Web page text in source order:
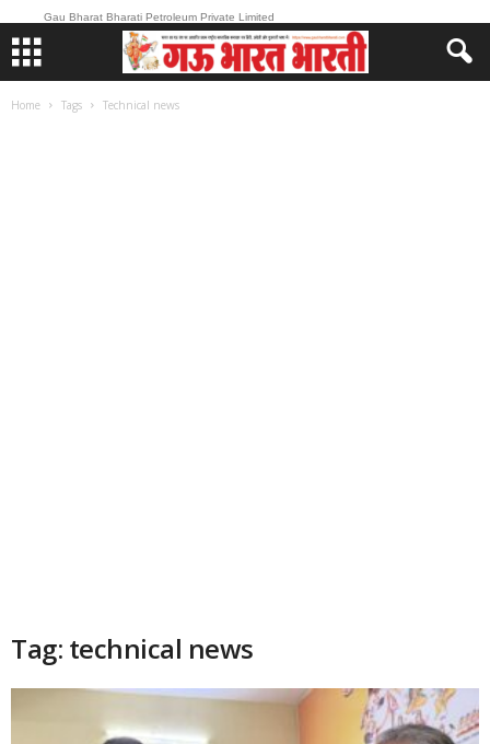
Gau Bharat Bharati Petroleum Private Limited
Home Tags Technical news
Tag: technical news